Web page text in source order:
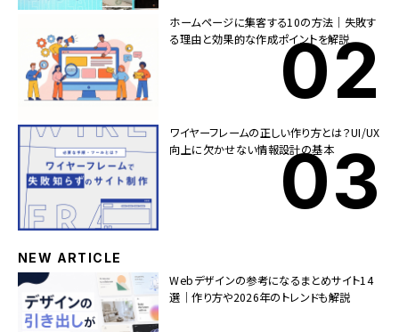
ホームページに集客する10の方法｜失敗す
る理由と効果的な作成ポイントを解説
ワイヤーフレームの正しい作り方とは？UI/UX
向上に欠かせない情報設計の基本
NEW ARTICLE
Webデザインの参考になるまとめサイト14
選｜作り方や2026年のトレンドも解説